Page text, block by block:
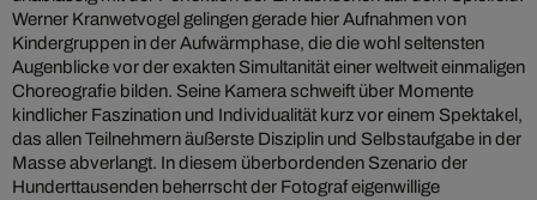
Werner Kranwetvogel gelingen gerade hier Aufnahmen von
Kindergruppen in der Aufwärmphase, die die wohl seltensten
Augenblicke vor der exakten Simultanität einer weltweit einmaligen
Choreografie bilden. Seine Kamera schweift über Momente
kindlicher Faszination und Individualität kurz vor einem Spektakel,
das allen Teilnehmern äußerste Disziplin und Selbstaufgabe in der
Masse abverlangt. In diesem überbordenden Szenario der
Hunderttausenden beherrscht der Fotograf eigenwillige